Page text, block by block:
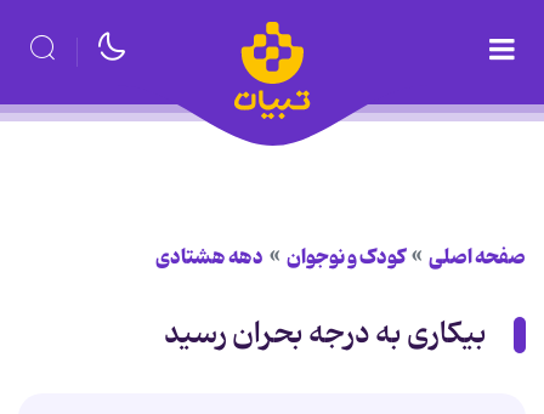
صفحه اصلی کودک و نوجوان دهه هشتادی
بیکاری به درجه بحران رسید